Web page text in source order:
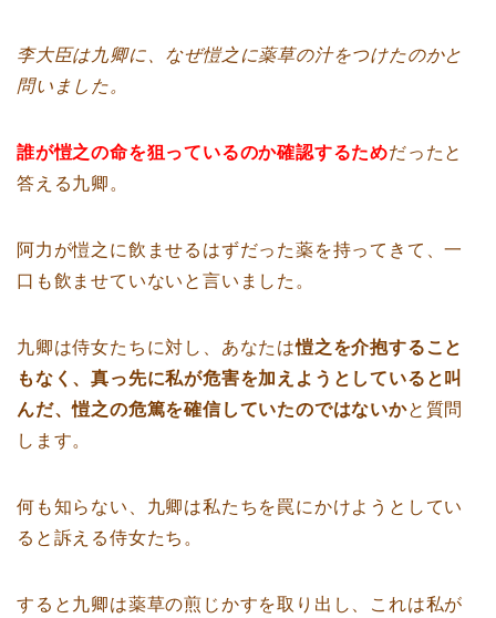
李大臣は九卿に、なぜ愷之に薬草の汁をつけたのかと
問いました。
誰が愷之の命を狙っているのか確認するためだったと
答える九卿。
阿力が愷之に飲ませるはずだった薬を持ってきて、一
口も飲ませていないと言いました。
九卿は侍女たちに対し、あなたは愷之を介抱すること
もなく、真っ先に私が危害を加えようとしていると叫
んだ、愷之の危篤を確信していたのではないかと質問
します。
何も知らない、九卿は私たちを罠にかけようとしてい
ると訴える侍女たち。
すると九卿は薬草の煎じかすを取り出し、これは私が